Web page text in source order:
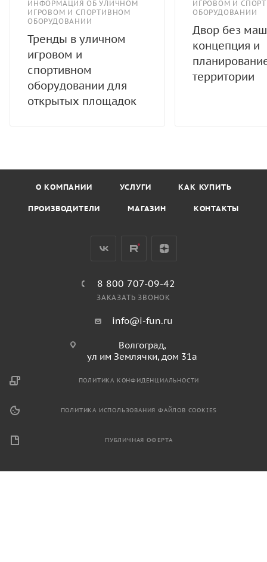
ИНФОРМАЦИЯ ОБ УЛИЧНОМ
ИГРОВОМ И СПОРТИВНОМ
ОБОРУДОВАНИИ
Тренды в уличном
игровом и
спортивном
оборудовании для
открытых площадок
ИГРОВОМ И
ОБОРУДОВАНИИ
Двор без
концепция и
территории
О КОМПАНИИ УСЛУГИ КАК КУПИТЬ
ПРОИЗВОДИТЕЛИ МАГАЗИН КОНТАКТЫ
8 800 707-09-42
ЗАКАЗАТЬ ЗВОНОК
info@i-fun.ru
Волгоград,
ул им Землячки, дом 31а
ПОЛИТИКА КОНФИДЕНЦИАЛЬНОСТИ
ПОЛИТИКА ИСПОЛЬЗОВАНИЯ ФАЙЛОВ COOKIES
ПУБЛИЧНАЯ ОФЕРТА